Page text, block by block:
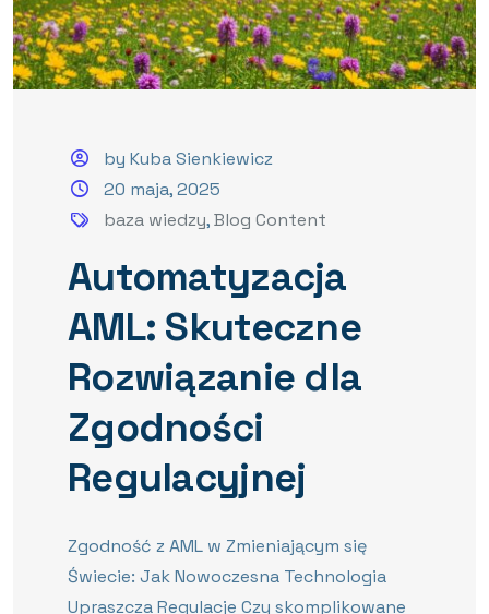
by Kuba Sienkiewicz
20 maja, 2025
baza wiedzy,Blog Content
Automatyzacja
AML: Skuteczne
Rozwiązanie dla
Zgodności
Regulacyjnej
Zgodność z AML w Zmieniającym się
Świecie: Jak Nowoczesna Technologia
Upraszcza Regulacje Czy skomplikowane